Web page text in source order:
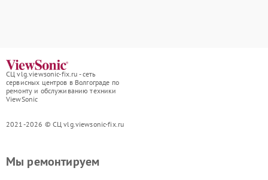
СЦ vlg.viewsonic-fix.ru - сеть
сервисных центров в Волгограде по
ремонту и обслуживанию техники
ViewSonic
2021-2026 © СЦ vlg.viewsonic-fix.ru
Мы ремонтируем